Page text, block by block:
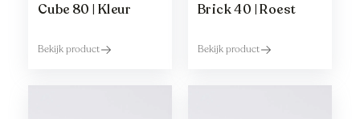
Cube 80 | Kleur
Bekijk product
Brick 40 | Roest
Bekijk product